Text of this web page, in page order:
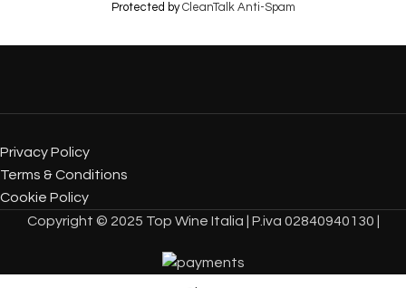
Protected byCleanTalk Anti-Spam
Privacy Policy
Terms & Conditions
Cookie Policy
Copyright © 2025 Top Wine Italia | P.iva 02840940130 |